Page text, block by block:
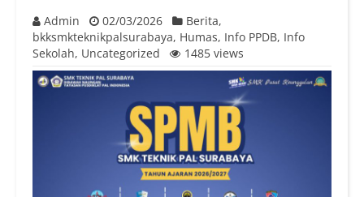
Admin 02/03/2026 Berita,
bkksmkteknikpalsurabaya, Humas, Info PPDB, Info
Sekolah, Uncategorized 1485 views